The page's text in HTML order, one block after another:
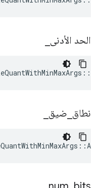
الحد الأدنى
نطاق ضيق